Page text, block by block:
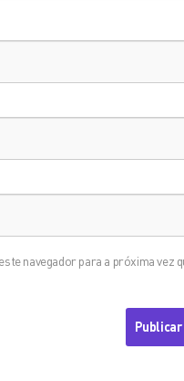
navegador para a próxima vez